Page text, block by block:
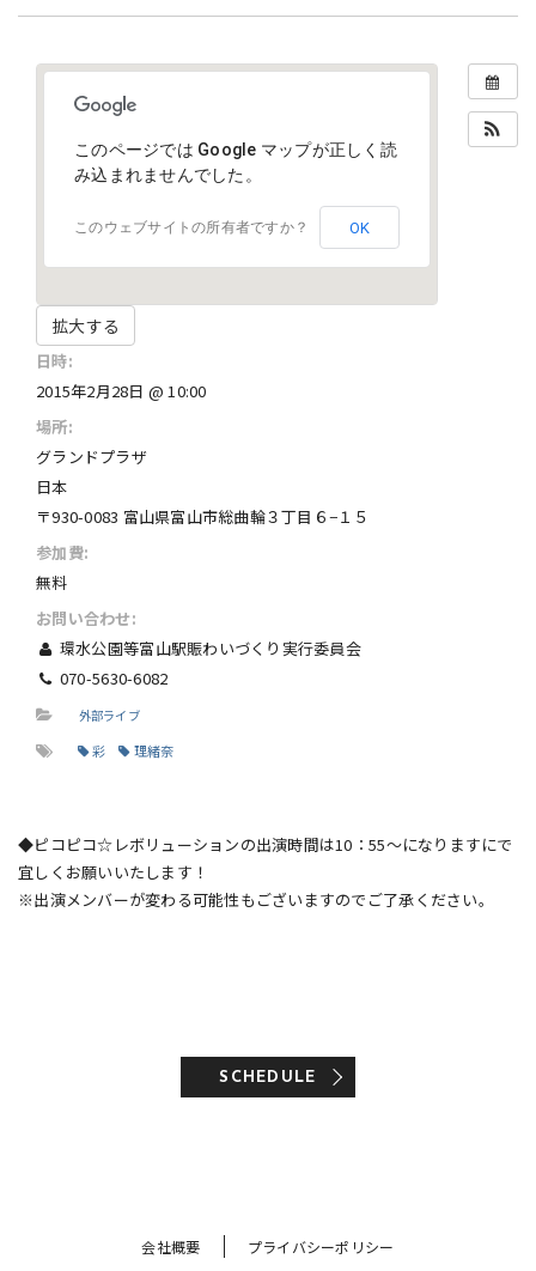
このページでは Google マップが正しく読
み込まれませんでした。
このウェブサイトの所有者ですか？ OK
拡大する
日時:
2015年2月28日 @ 10:00
場所:
グランドプラザ
日本
〒930-0083 富山県富山市総曲輪３丁目６−１５
参加費:
無料
お問い合わせ:
環水公園等富山駅賑わいづくり実行委員会
070-5630-6082
外部ライブ
彩 理緒奈
◆ピコピコ☆レボリューションの出演時間は10：55～になりますにで
宜しくお願いいたします！
※出演メンバーが変わる可能性もございますのでご了承ください。
SCHEDULE
会社概要 プライバシーポリシー